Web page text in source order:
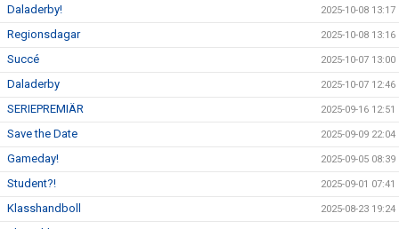
Daladerby! 2025-10-08 13:17
Regionsdagar 2025-10-08 13:16
Succé 2025-10-07 13:00
Daladerby 2025-10-07 12:46
SERIEPREMIÄR 2025-09-16 12:51
Save the Date 2025-09-09 22:04
Gameday! 2025-09-05 08:39
Student?! 2025-09-01 07:41
Klasshandboll 2025-08-23 19:24